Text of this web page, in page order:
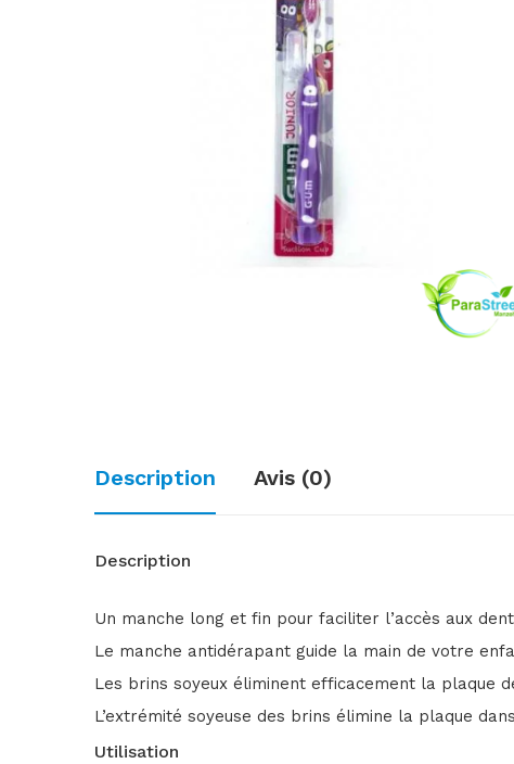
Description Avis (0)
Description
Un manche long et fin pour faciliter l’accès aux
Le manche antidérapant guide la main de votre
Les brins soyeux éliminent efficacement la plaque
L’extrémité soyeuse des brins élimine la plaque
Utilisation